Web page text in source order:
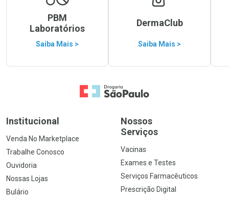
PBM
Laboratórios
Saiba Mais >
DermaClub
Saiba Mais >
Ir para a Home
Institucional
Venda No Marketplace
Trabalhe Conosco
Ouvidoria
Nossas Lojas
Bulário
Nossos
Serviços
Vacinas
Exames e Testes
Serviços Farmacêuticos
Prescrição Digital